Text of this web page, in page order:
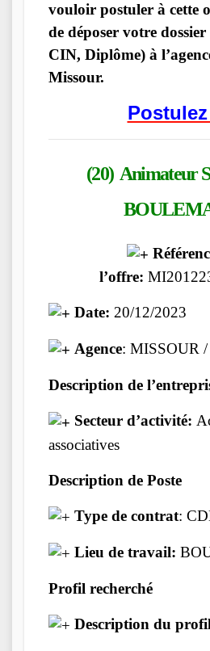
vouloir postuler à cette
de déposer votre
CIN, Diplôme) à
Missour.
(20) Animateur
l’offre:
Date: 20/12/2023
Agence: MISSOUR
Description de
Secteur d’activité:
associatives
Description de Poste
Type de contrat:
Lieu de travail:
Profil recherché
Description du